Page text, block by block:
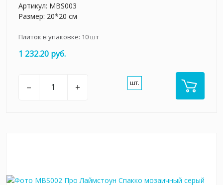
Артикул: MBS003
Размер: 20*20 см
Плиток в упаковке: 10шт
1 232.20 руб.
– + шт.